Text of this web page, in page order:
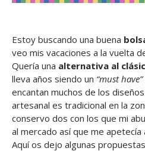
Estoy buscando una buena
veo mis vacaciones a la vuelta
Quería una alternativa al
lleva años siendo un “must have”
encantan muchos de los
artesanal es tradicional en la
conservo dos con los que mi
al mercado así que me
Aquí os dejo algunas